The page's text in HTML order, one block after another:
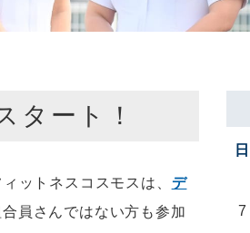
タート！
ットネスコスモスは、 デ
員さんではない方も参加
日
7